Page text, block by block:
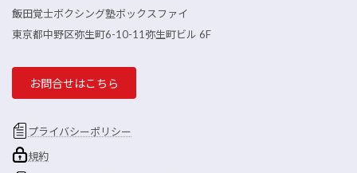
飯田覚士ボクシング塾ボックスファイ
東京都中野区弥生町6-10-11弥生町ビル 6F
お問合せはこちら
プライバシーポリシー
規約